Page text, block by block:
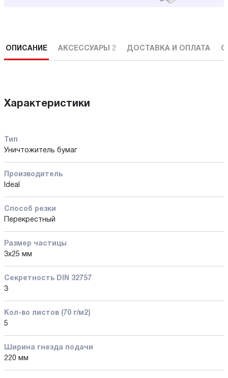
ОПИСАНИЕ АКСЕССУАРЫ 2 ДОСТАВКА И ОПЛАТА
Характеристики
Тип
Уничтожитель бумаг
Производитель
Ideal
Способ резки
Перекрестный
Размер частицы
3х25 мм
Секретность DIN 32757
3
Кол-во листов (70 г/м2)
5
Ширина гнезда подачи
220 мм